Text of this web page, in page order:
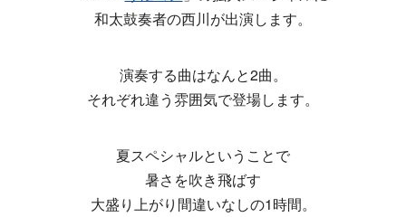
和太鼓奏者の西川が出演します。
演奏する曲はなんと2曲。
それぞれ違う雰囲気で登場します。
夏スペシャルということで
暑さを吹き飛ばす
大盛り上がり間違いなしの1時間。